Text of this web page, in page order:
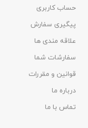
حساب کاربری
پیگیری سفارش
علاقه مندی ها
سفارشات شما
قوانین و مقررات
درباره ما
تماس با ما